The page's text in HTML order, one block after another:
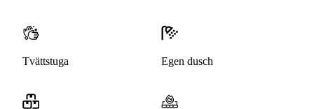
Tvättstuga Egen dusch